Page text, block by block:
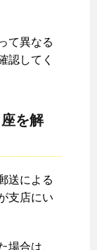
て異なる
認してく
を解
送による
支店にい
場合は、